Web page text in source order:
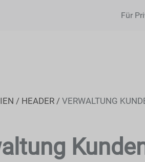
Für
HEADER VERWALTUNG